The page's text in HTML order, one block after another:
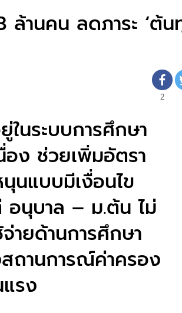
ล้านคน ลดภาระ ‘ต้น
2
นระบบการศึกษา
ง ช่วยเพิ่มอัตรา
นแบบมีเงื่อนไข
อนุบาล – ม.ต้น ไม่
ายด้านการศึกษา
ถานการณ์ค่าครอง
รง